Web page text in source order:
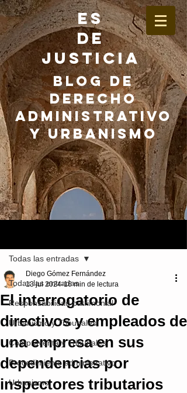
ES
DE
JUSTICIA
BLOG DE
DERECHO
ADMINISTRATIVO
Y URBANISMO
Todas las entradas
Responsabilidad patrimonial
Urbanismo y Tribunales
Compraventa y Tribunales
Procedimiento administrativo
Urbanismo
Todas las entradas
El interrogatorio de
directivos y empleados de
una empresa en sus
dependencias por
inspectores tributarios
Diego Gómez Fernández
13 jul 2024 16 min de lectura